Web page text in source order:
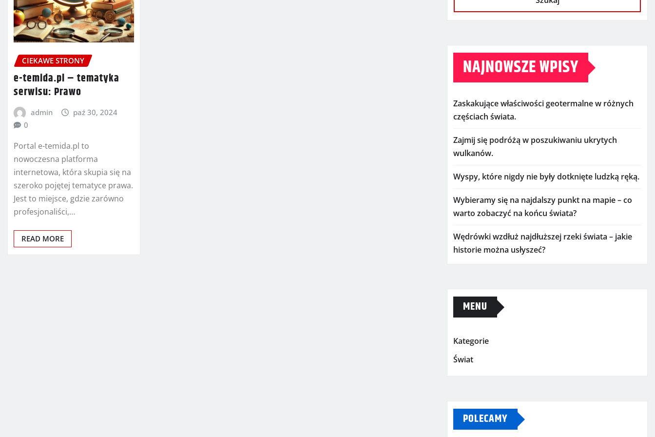
CIEKAWE STRONY
e-temida.pl – tematyka
serwisu: Prawo
admin
paź 30, 2024
0
Portal e-temida.pl to
nowoczesna platforma
internetowa, która skupia się na
szeroko pojętej tematyce prawa.
Jest to miejsce, gdzie zarówno
profesjonaliści,…
READ MORE
NAJNOWSZE WPISY
Zaskakujące właściwości geotermalne w różnych
częściach świata.
Zajmij się podróżą w poszukiwaniu ukrytych
wulkanów.
Wyspy, które nigdy nie były dotknięte ludzką ręką.
Wybieramy się na najdalszy punkt na mapie – co
warto zobaczyć na końcu świata?
Wędrówki wzdłuż najdłuższej rzeki świata – jakie
historie można usłyszeć?
MENU
Kategorie
Świat
POLECAMY